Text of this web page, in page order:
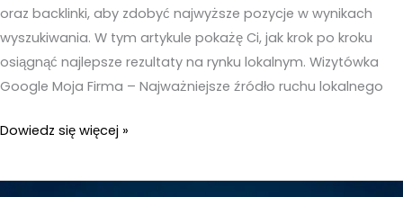
oraz backlinki, aby zdobyć najwyższe pozycje w wynikach
wyszukiwania. W tym artykule pokażę Ci, jak krok po kroku
osiągnąć najlepsze rezultaty na rynku lokalnym. Wizytówka
Google Moja Firma – Najważniejsze źródło ruchu lokalnego
Pozycjonowanie
–
Dowiedz się więcej »